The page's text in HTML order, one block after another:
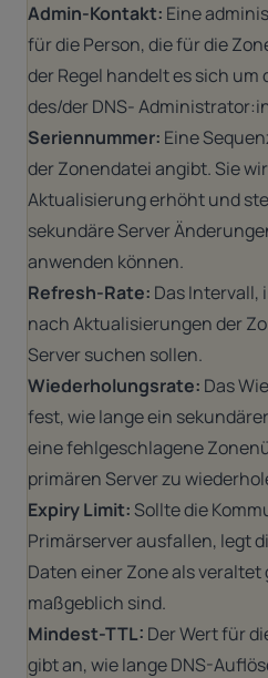
Admin-Kontakt: Eine
für die Person, die für die
der Regel handelt es sich um
des/der DNS-
Seriennummer: Eine
der Zonendatei angibt. Sie
Aktualisierung erhöht und
sekundäre Server
anwenden können.
Refresh-Rate: Das Intervall,
nach Aktualisierungen der
Server suchen sollen.
Wiederholungsrate: Das
fest, wie lange ein
eine fehlgeschlagene
primären Server zu
Expiry Limit:Sollte die
Primärserver ausfallen, legt
Daten einer Zone als
maßgeblich sind.
Mindest-TTL: Der Wert für
gibt an, wie lange DNS-